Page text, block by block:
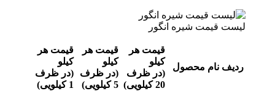
لیست قیمت شیره انگور
ردیف نام محصول
قیمت هر
کیلو
(در ظرف
20 کیلویی)
قیمت هر
کیلو
(در ظرف
5 کیلویی)
قیمت هر
کیلو
(در ظرف
1 کیلویی)